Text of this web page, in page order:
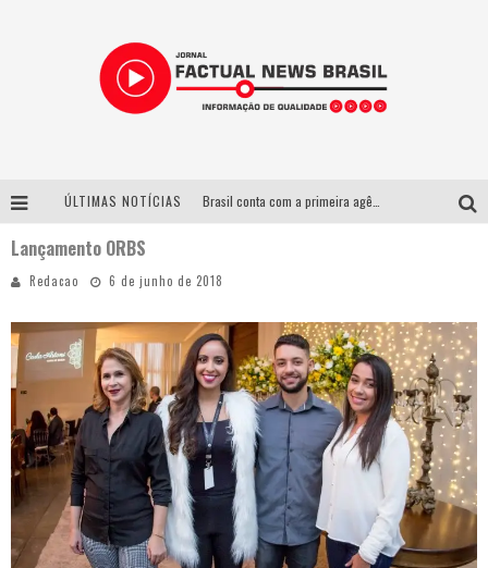
ÚLTIMAS NOTÍCIAS
Suzy Brasil desembarca em Belo Horizonte nesta quinta-feira com o espetáculo “Uma Noite Horripilante”
Lançamento ORBS
Redacao 6 de junho de 2018